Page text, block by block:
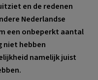
en de redenen
Nederlandse
een onbeperkt aantal
niet hebben
namelijk juist